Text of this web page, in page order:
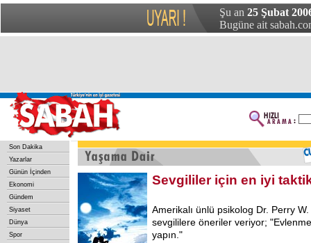
Şu an 25 Şubat
Bugüne ait
Son Dakika
Yazarlar
Günün İçinden
Ekonomi
Gündem
Siyaset
Dünya
Spor
Sevgililer için en iyi
Amerikalı ünlü psikolog Dr. Perry
sevgililere öneriler veriyor;
yapın."